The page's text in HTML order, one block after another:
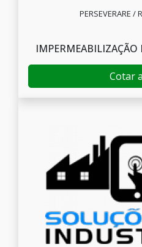
PERSEVERARE /
IMPERMEABILIZAÇÃO
Cotar